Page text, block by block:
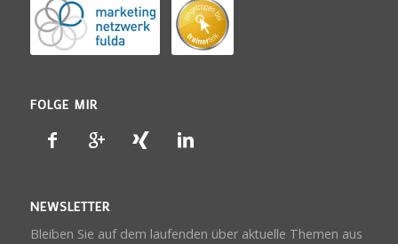
FOLGE MIR
NEWSLETTER
Bleiben Sie auf dem laufenden über aktuelle Themen aus